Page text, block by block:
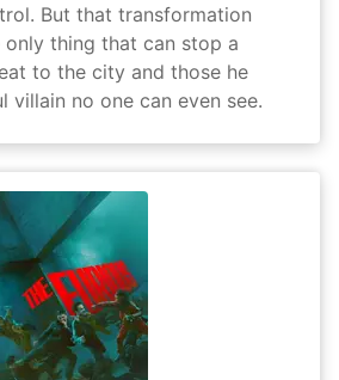
But that transformation
thing that can stop a
to the city and those he
villain no one can even see.